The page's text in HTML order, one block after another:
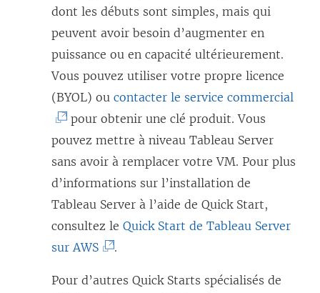
dont les débuts sont simples, mais qui
peuvent avoir besoin d’augmenter en
puissance ou en capacité ultérieurement.
Vous pouvez utiliser votre propre licence
(BYOL) ou contacter le service commercial
l
pour obtenir une clé produit. Vous
pouvez mettre à niveau Tableau Server
sans avoir à remplacer votre VM. Pour plus
d’informations sur l’installation de
Tableau Server à l’aide de Quick Start,
consultez le Quick Start de Tableau Server
sur AWS(
.
Pour d’autres Quick Starts spécialisés de